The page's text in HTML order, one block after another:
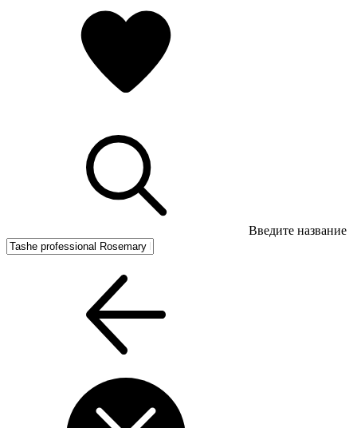
Введите название